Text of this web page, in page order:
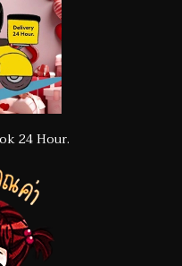
24 Hour.